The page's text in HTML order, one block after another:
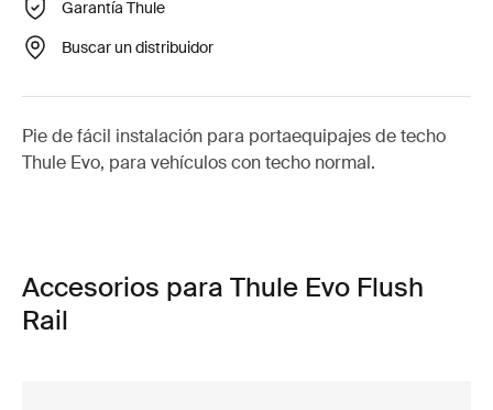
Garantía Thule
Buscar un distribuidor
Pie de fácil instalación para portaequipajes de techo
Thule Evo, para vehículos con techo normal.
Accesorios para Thule Evo Flush
Rail